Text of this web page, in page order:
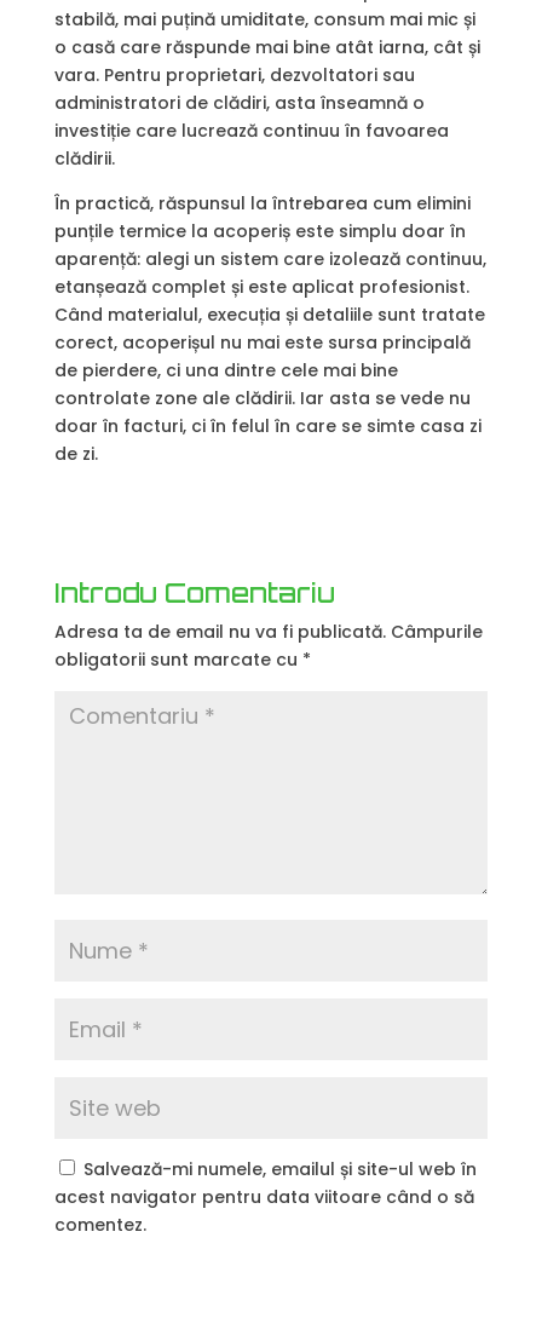
stabilă, mai puțină umiditate, consum mai mic și
o casă care răspunde mai bine atât iarna, cât și
vara. Pentru proprietari, dezvoltatori sau
administratori de clădiri, asta înseamnă o
investiție care lucrează continuu în favoarea
clădirii.
În practică, răspunsul la întrebarea cum elimini
punțile termice la acoperiș este simplu doar în
aparență: alegi un sistem care izolează continuu,
etanșează complet și este aplicat profesionist.
Când materialul, execuția și detaliile sunt tratate
corect, acoperișul nu mai este sursa principală
de pierdere, ci una dintre cele mai bine
controlate zone ale clădirii. Iar asta se vede nu
doar în facturi, ci în felul în care se simte casa zi
de zi.
Introdu Comentariu
Adresa ta de email nu va fi publicată. Câmpurile
obligatorii sunt marcate cu *
Salvează-mi numele, emailul și site-ul web în
acest navigator pentru data viitoare când o să
comentez.